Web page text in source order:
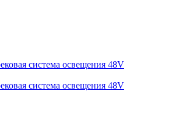
система освещения 48V
система освещения 48V